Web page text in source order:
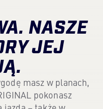
NASZE
JEJ
masz w planach,
pokonasz